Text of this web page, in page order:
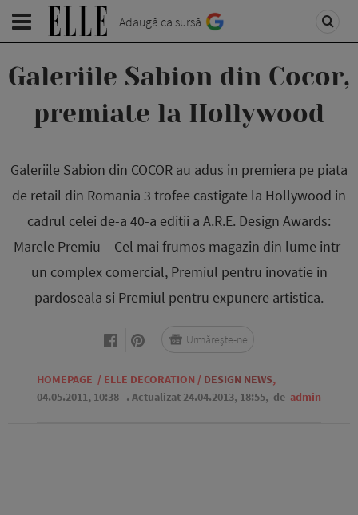
Adaugă ca sursă
Galeriile Sabion din Cocor,
premiate la Hollywood
Galeriile Sabion din COCOR au adus in premiera pe piata
de retail din Romania 3 trofee castigate la Hollywood in
cadrul celei de-a 40-a editii a A.R.E. Design Awards:
Marele Premiu – Cel mai frumos magazin din lume intr-
un complex comercial, Premiul pentru inovatie in
pardoseala si Premiul pentru expunere artistica.
HOMEPAGE / ELLE DECORATION / DESIGN NEWS,
04.05.2011, 10:38 . Actualizat 24.04.2013, 18:55, de admin
Urmărește-ne